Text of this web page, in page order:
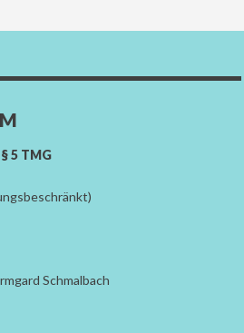
5 TMG
Schmalbach